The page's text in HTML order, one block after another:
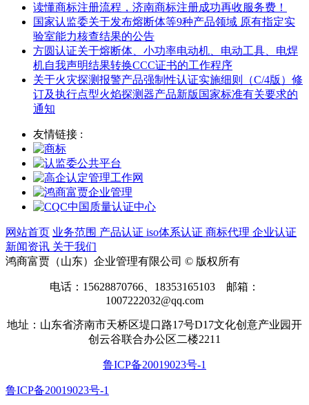
读懂商标注册流程，济南商标注册成功再收服务费！
国家认监委关于发布熔断体等9种产品领域 原有指定实
验室能力核查结果的公告
方圆认证关于熔断体、小功率电动机、电动工具、电焊
机自我声明结果转换CCC证书的工作程序
关于火灾探测报警产品强制性认证实施细则（C/4版）修
订及执行点型火焰探测器产品新版国家标准有关要求的
通知
友情链接 :
网站首页 业务范围 产品认证 iso体系认证 商标代理 企业认证
新闻资讯 关于我们
鸿商富贾（山东）企业管理有限公司 © 版权所有
电话：15628870766、18353165103 邮箱：
1007222032@qq.com
地址：山东省济南市天桥区堤口路17号D17文化创意产业园开
创云谷联合办公区二楼2211
鲁ICP备20019023号-1
鲁ICP备20019023号-1